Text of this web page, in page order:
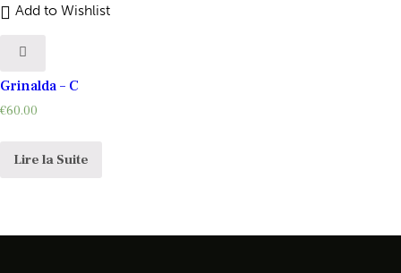
Add to Wishlist
Grinalda – C
€60.00
Lire la Suite